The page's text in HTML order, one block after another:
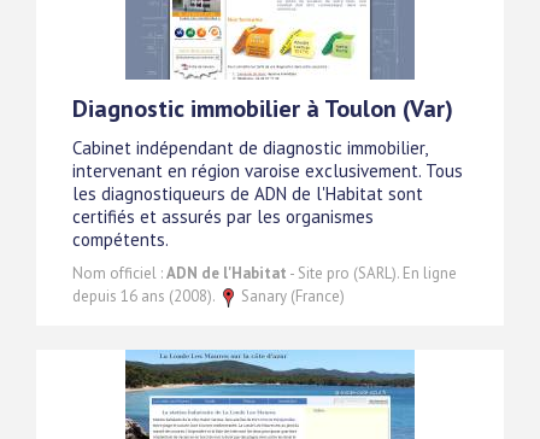
Diagnostic immobilier à Toulon (Var)
Cabinet indépendant de diagnostic immobilier,
intervenant en région varoise exclusivement. Tous
les diagnostiqueurs de ADN de l'Habitat sont
certifiés et assurés par les organismes
compétents.
Nom officiel :ADN de l'Habitat - Site pro (SARL). En ligne
depuis 16 ans (2008).
Sanary (France)